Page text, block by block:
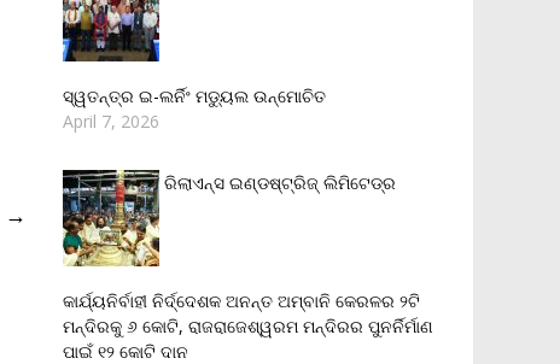
→
ସ୍ୱତନ୍ତ୍ର ଇ-ଲର୍ନିଂ ମଡ୍ୟୁଲ ଉନ୍ମୋଚିତ
April 7, 2026
ରିଲାଏନ୍‌ସ ଇଣ୍ଡଷ୍ଟ୍ରିଜ୍ ଲିମିଟେଡ୍‌ର
କାର୍ଯ୍ୟନିର୍ବାହୀ ନିର୍ଦ୍ଦେଶକ ଅନନ୍ତ ଅମ୍ବାନି କେରଳର ୨ଟି
ମନ୍ଦିରକୁ ୬ କୋଟି, ରାଜରାଜେଶ୍ୱରମ ମନ୍ଦିରର ପୁନର୍ନିର୍ମାଣ
ପାଇଁ ୧୨ କୋଟି ଦାନ